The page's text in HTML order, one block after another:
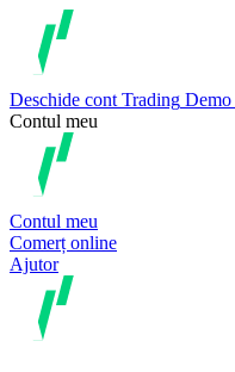
Deschide cont Trading Demo
Contul meu
Contul meu
Comerț online
Ajutor